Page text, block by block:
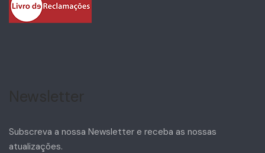
Subscreva a nossa Newsletter e receba as nossas
atualizações.